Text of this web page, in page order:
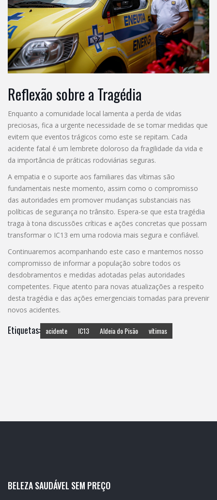
Reflexão sobre a Tragédia
Enquanto a comunidade local lamenta a perda de vidas
preciosas, fica a urgente necessidade de se tomar medidas que
evitem que eventos trágicos como este se repitam. Cada
acidente fatal é um lembrete doloroso da fragilidade da vida e
da importância de práticas rodoviárias seguras.
A empatia e o suporte aos familiares das vítimas são
fundamentais neste momento, assim como o compromisso
das autoridades em promover mudanças substanciais nas
políticas de segurança no trânsito. Espera-se que esta tragédia
traga à tona discussões críticas e ações concretas que possam
transformar o IC13 em uma rodovia mais segura e confiável.
Continuaremos acompanhando este caso e mantemos nosso
compromisso de informar a população sobre todos os
desdobramentos e medidas adotadas pelas autoridades
competentes. Fique atento para novas atualizações a respeito
desta tragédia e das ações emergenciais tomadas para prevenir
novos acidentes.
Etiquetas: acidente IC13 Aldeia do Pisão vítimas
BELEZA SAUDÁVEL SEM PREÇO